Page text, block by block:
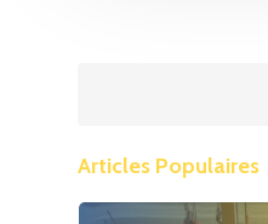
Articles Populaires